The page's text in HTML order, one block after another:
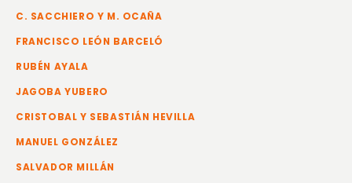
C. SACCHIERO Y M. OCAÑA
FRANCISCO LEÓN BARCELÓ
RUBÉN AYALA
JAGOBA YUBERO
CRISTOBAL Y SEBASTIÁN HEVILLA
MANUEL GONZÁLEZ
SALVADOR MILLÁN